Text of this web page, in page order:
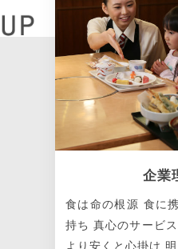
企業
食は命の根源 食に
持ち 真心のサービ
より安くと心掛け